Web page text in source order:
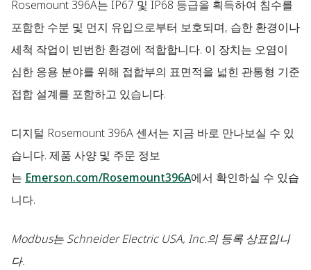
Rosemount 396A는 IP67 및 IP68 등급을 획득하여 침수를
포함한 수분 및 먼지 유입으로부터 보호되며, 습한 환경이나
세척 작업이 빈번한 환경에 적합합니다. 이 장치는 오염이
심한 응용 분야를 위해 접합부의 표면적을 넓힌 관통형 기준
접합 설계를 포함하고 있습니다.
디지털 Rosemount 396A 센서는 지금 바로 만나보실 수 있
습니다. 제품 사양 및 주문 정보
는 Emerson.com/Rosemount396A에서 확인하실 수 있습
니다.
Modbus는 Schneider Electric USA, Inc.의 등록 상표입니
다.